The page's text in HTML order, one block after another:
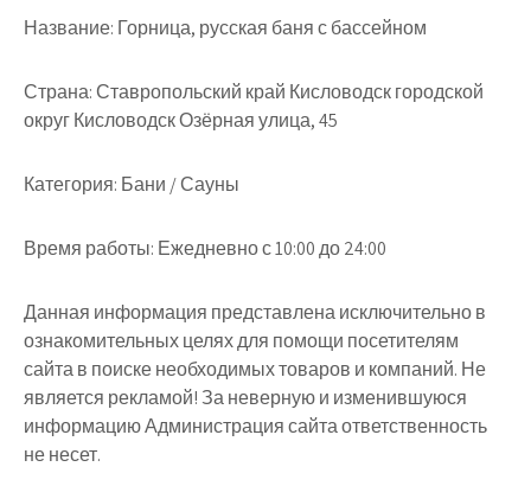
Название: Горница, русская баня с бассейном
Страна:Ставропольский край Кисловодск городской
округ Кисловодск Озёрная улица, 45
Категория: Бани / Сауны
Время работы: Ежедневно с 10:00 до 24:00
Данная информация представлена исключительно в
ознакомительных целях для помощи посетителям
сайта в поиске необходимых товаров и компаний. Не
является рекламой! За неверную и изменившуюся
информацию Администрация сайта ответственность
не несет.